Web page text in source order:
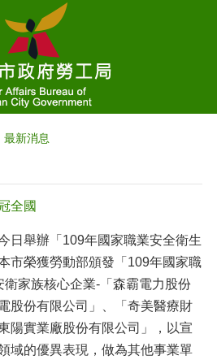
最新消息
全國
舉辦「109年國家職業安全衛生
市榮獲勞動部頒發「109年國家職
家族核心企業-「森霸電力股份
股份有限公司」、「奇美醫療財
陽實業廠股份有限公司」，以宣
域的優異表現，做為其他事業單